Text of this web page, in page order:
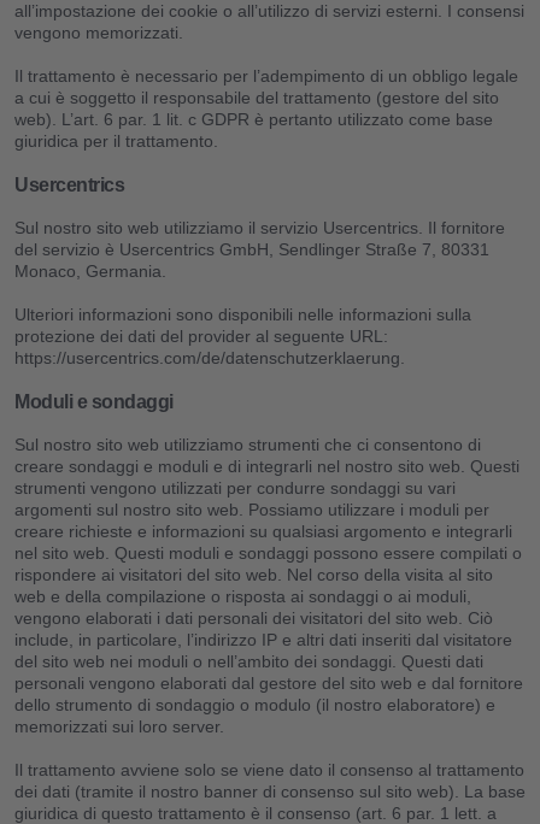
all’impostazione dei cookie o all’utilizzo di servizi esterni. I consensi
vengono memorizzati.
Il trattamento è necessario per l’adempimento di un obbligo legale
a cui è soggetto il responsabile del trattamento (gestore del sito
web). L’art. 6 par. 1 lit. c GDPR è pertanto utilizzato come base
giuridica per il trattamento.
Usercentrics
Sul nostro sito web utilizziamo il servizio Usercentrics. Il fornitore
del servizio è Usercentrics GmbH, Sendlinger Straße 7, 80331
Monaco, Germania.
Ulteriori informazioni sono disponibili nelle informazioni sulla
protezione dei dati del provider al seguente URL:
https://usercentrics.com/de/datenschutzerklaerung.
Moduli e sondaggi
Sul nostro sito web utilizziamo strumenti che ci consentono di
creare sondaggi e moduli e di integrarli nel nostro sito web. Questi
strumenti vengono utilizzati per condurre sondaggi su vari
argomenti sul nostro sito web. Possiamo utilizzare i moduli per
creare richieste e informazioni su qualsiasi argomento e integrarli
nel sito web. Questi moduli e sondaggi possono essere compilati o
rispondere ai visitatori del sito web. Nel corso della visita al sito
web e della compilazione o risposta ai sondaggi o ai moduli,
vengono elaborati i dati personali dei visitatori del sito web. Ciò
include, in particolare, l’indirizzo IP e altri dati inseriti dal visitatore
del sito web nei moduli o nell’ambito dei sondaggi. Questi dati
personali vengono elaborati dal gestore del sito web e dal fornitore
dello strumento di sondaggio o modulo (il nostro elaboratore) e
memorizzati sui loro server.
Il trattamento avviene solo se viene dato il consenso al trattamento
dei dati (tramite il nostro banner di consenso sul sito web). La base
giuridica di questo trattamento è il consenso (art. 6 par. 1 lett. a